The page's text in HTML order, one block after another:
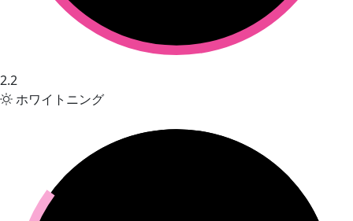
2.2
ホワイトニング